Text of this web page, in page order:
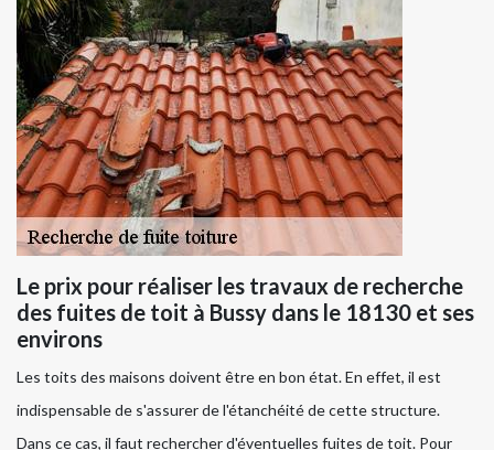
Le prix pour réaliser les travaux de recherche
des fuites de toit à Bussy dans le 18130 et ses
environs
Les toits des maisons doivent être en bon état. En effet, il est
indispensable de s'assurer de l'étanchéité de cette structure.
Dans ce cas, il faut rechercher d'éventuelles fuites de toit. Pour